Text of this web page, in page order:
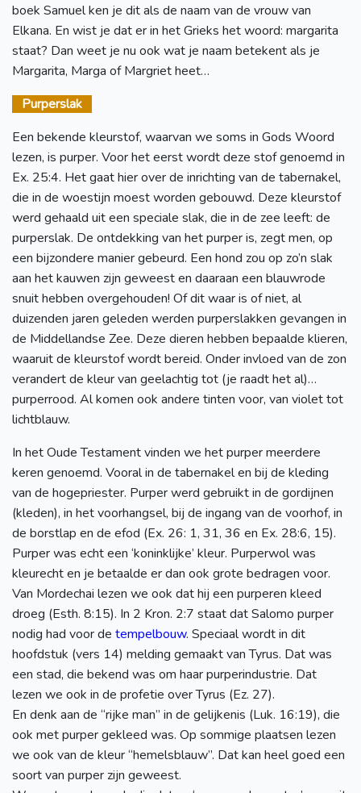
boek Samuel ken je dit als de naam van de vrouw van
Elkana. En wist je dat er in het Grieks het woord: margarita
staat? Dan weet je nu ook wat je naam betekent als je
Margarita, Marga of Margriet heet…
Purperslak
Een bekende kleurstof, waarvan we soms in Gods Woord
lezen, is purper. Voor het eerst wordt deze stof genoemd in
Ex. 25:4. Het gaat hier over de inrichting van de tabernakel,
die in de woestijn moest worden gebouwd. Deze kleurstof
werd gehaald uit een speciale slak, die in de zee leeft: de
purperslak. De ontdekking van het purper is, zegt men, op
een bijzondere manier gebeurd. Een hond zou op zo’n slak
aan het kauwen zijn geweest en daaraan een blauwrode
snuit hebben overgehouden! Of dit waar is of niet, al
duizenden jaren geleden werden purperslakken gevangen in
de Middellandse Zee. Deze dieren hebben bepaalde klieren,
waaruit de kleurstof wordt bereid. Onder invloed van de zon
verandert de kleur van geelachtig tot (je raadt het al)…
purperrood. Al komen ook andere tinten voor, van violet tot
lichtblauw.
In het Oude Testament vinden we het purper meerdere
keren genoemd. Vooral in de tabernakel en bij de kleding
van de hogepriester. Purper werd gebruikt in de gordijnen
(kleden), in het voorhangsel, bij de ingang van de voorhof, in
de borstlap en de efod (Ex. 26: 1, 31, 36 en Ex. 28:6, 15).
Purper was echt een ‘koninklijke’ kleur. Purperwol was
kleurecht en je betaalde er dan ook grote bedragen voor.
Van Mordechai lezen we ook dat hij een purperen kleed
droeg (Esth. 8:15). In 2 Kron. 2:7 staat dat Salomo purper
nodig had voor de tempelbouw. Speciaal wordt in dit
hoofdstuk (vers 14) melding gemaakt van Tyrus. Dat was
een stad, die bekend was om haar purperindustrie. Dat
lezen we ook in de profetie over Tyrus (Ez. 27).
En denk aan de “rijke man” in de gelijkenis (Luk. 16:19), die
ook met purper gekleed was. Op sommige plaatsen lezen
we ook van de kleur “hemelsblauw”. Dat kan heel goed een
soort van purper zijn geweest.